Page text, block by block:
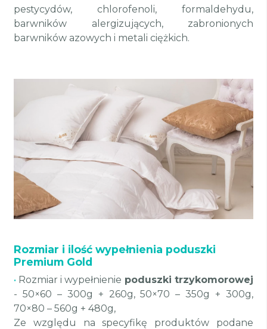
pestycydów, chlorofenoli, formaldehydu,
barwników alergizujących, zabronionych
barwników azowych i metali ciężkich.
Rozmiar i ilość wypełnienia poduszki
Premium Gold
• Rozmiar i wypełnienie poduszki trzykomorowej
- 50×60 – 300g + 260g, 50×70 – 350g + 300g,
70×80 – 560g + 480g,
Ze względu na specyfikę produktów podane